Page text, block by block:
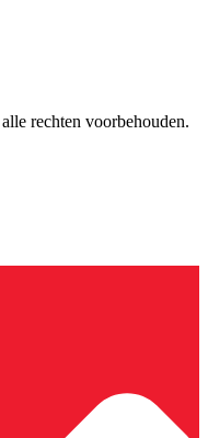
rechten voorbehouden.